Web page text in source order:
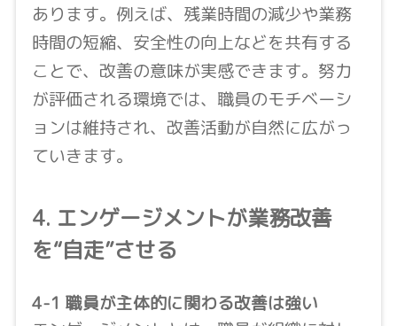
あります。例えば、残業時間の減少や業務
時間の短縮、安全性の向上などを共有する
ことで、改善の意味が実感できます。努力
が評価される環境では、職員のモチベーシ
ョンは維持され、改善活動が自然に広がっ
ていきます。
4. エンゲージメントが業務改善
を“自走”させる
4-1 職員が主体的に関わる改善は強い